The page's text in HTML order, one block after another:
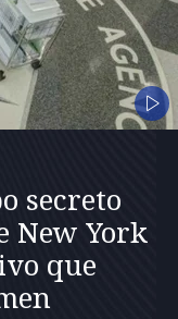
secreto
New York
que